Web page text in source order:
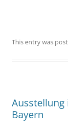
This entry was
Ausstellung
Bayern